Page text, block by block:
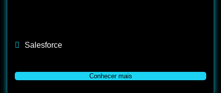
Salesforce
Conhecer mais